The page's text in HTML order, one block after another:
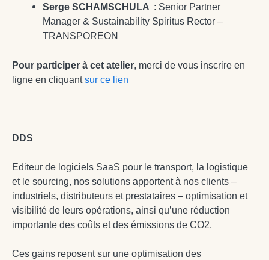
Serge SCHAMSCHULA : Senior Partner
Manager & Sustainability Spiritus Rector –
TRANSPOREON
Pour participer à cet atelier, merci de vous inscrire en
ligne en cliquantsur ce lien
DDS
Editeur de logiciels SaaS pour le transport, la logistique
et le sourcing, nos solutions apportent à nos clients –
industriels, distributeurs et prestataires – optimisation et
visibilité de leurs opérations, ainsi qu’une réduction
importante des coûts et des émissions de CO2.
Ces gains reposent sur une optimisation des